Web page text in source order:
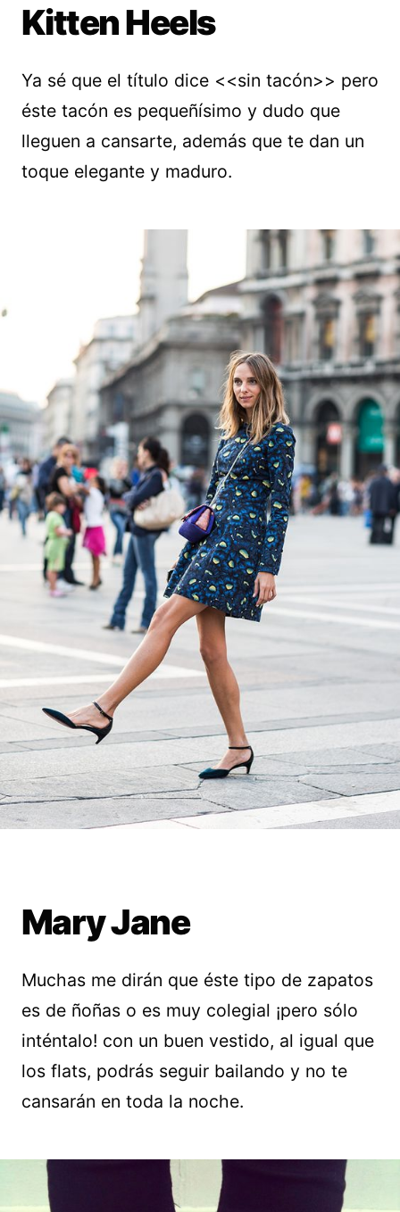
Kitten Heels
Ya sé que el título dice <<sin tacón>> pero
éste tacón es pequeñísimo y dudo que
lleguen a cansarte, además que te dan un
toque elegante y maduro.
Mary Jane
Muchas me dirán que éste tipo de zapatos
es de ñoñas o es muy colegial ¡pero sólo
inténtalo! con un buen vestido, al igual que
los flats, podrás seguir bailando y no te
cansarán en toda la noche.